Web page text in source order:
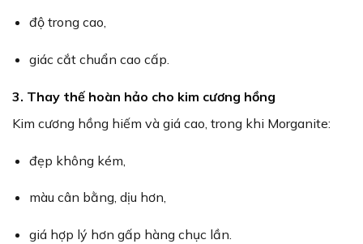
độ trong cao,
giác cắt chuẩn cao cấp.
3. Thay thế hoàn hảo cho kim cương hồng
Kim cương hồng hiếm và giá cao, trong khi Morganite:
đẹp không kém,
màu cân bằng, dịu hơn,
giá hợp lý hơn gấp hàng chục lần.